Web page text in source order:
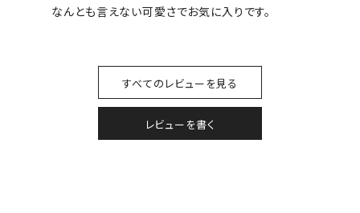
なんとも言えない可愛さでお気に入りです。
すべてのレビューを見る
レビューを書く